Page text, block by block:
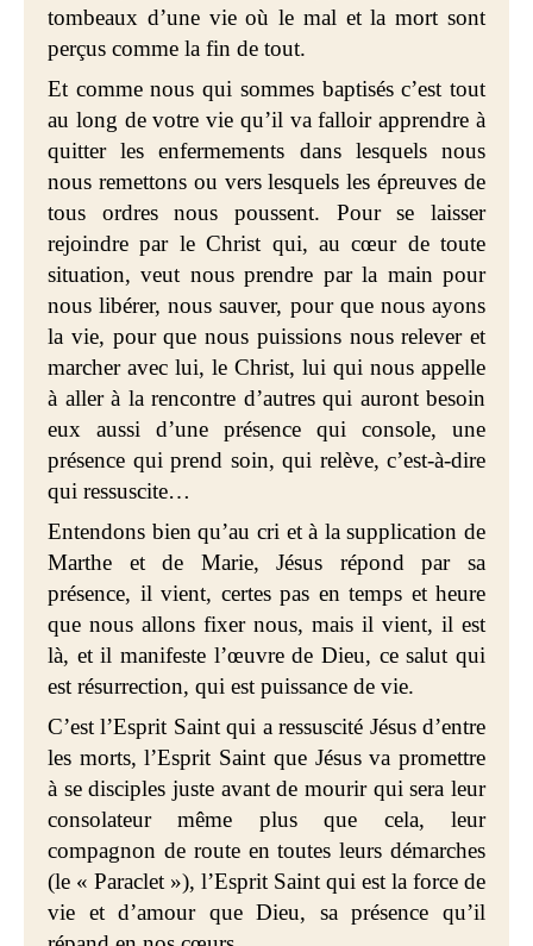
tombeaux d’une vie où le mal et la mort sont
perçus comme la fin de tout.
Et comme nous qui sommes baptisés c’est tout
au long de votre vie qu’il va falloir apprendre à
quitter les enfermements dans lesquels nous
nous remettons ou vers lesquels les épreuves de
tous ordres nous poussent. Pour se laisser
rejoindre par le Christ qui, au cœur de toute
situation, veut nous prendre par la main pour
nous libérer, nous sauver, pour que nous ayons
la vie, pour que nous puissions nous relever et
marcher avec lui, le Christ, lui qui nous appelle
à aller à la rencontre d’autres qui auront besoin
eux aussi d’une présence qui console, une
présence qui prend soin, qui relève, c’est-à-dire
qui ressuscite…
Entendons bien qu’au cri et à la supplication de
Marthe et de Marie, Jésus répond par sa
présence, il vient, certes pas en temps et heure
que nous allons fixer nous, mais il vient, il est
là, et il manifeste l’œuvre de Dieu, ce salut qui
est résurrection, qui est puissance de vie.
C’est l’Esprit Saint qui a ressuscité Jésus d’entre
les morts, l’Esprit Saint que Jésus va promettre
à se disciples juste avant de mourir qui sera leur
consolateur même plus que cela, leur
compagnon de route en toutes leurs démarches
(le « Paraclet »), l’Esprit Saint qui est la force de
vie et d’amour que Dieu, sa présence qu’il